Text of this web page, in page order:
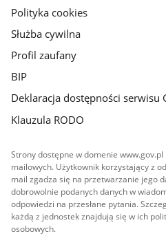
Polityka cookies
Służba cywilna
Profil zaufany
BIP
Deklaracja dostępności serwisu
Klauzula RODO
Strony dostępne w domenie
mailowych. Użytkownik korzystający z
mail zgadza się na przetwarzanie jego
dobrowolnie podanych danych w
odpowiedzi na przesłane pytania.
każdą z jednostek znajdują się w ich
osobowych.